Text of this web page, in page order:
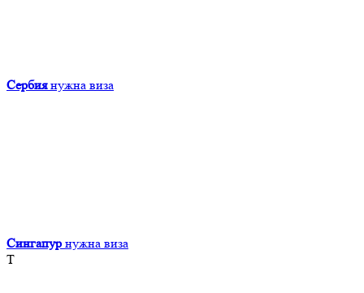
Сербия нужна виза
Сингапур нужна виза
Т